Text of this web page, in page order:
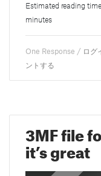
Estimated reading
minutes
One Response / ログ
ントする
3MF file
it’s great